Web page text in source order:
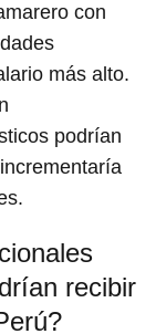
con
más alto.
podrían
recibir